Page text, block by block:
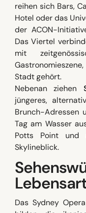
reihen sich Bars,
Hotel oder das
der ACON-
Das Viertel
mit
Stadt gehört.
Nebenan ziehen
jüngeres,
Brunch-Adressen
Tag am Wasser
Potts Point und
Skylineblick.
Das Sydney